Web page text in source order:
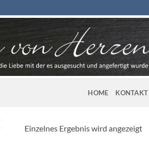
HOME KONTAKT
Einzelnes Ergebnis wird angezeigt